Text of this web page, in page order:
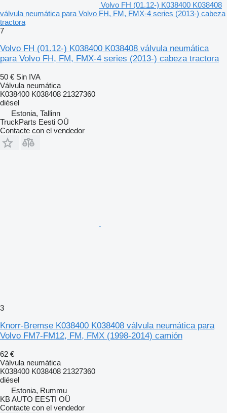
Volvo FH (01.12-) K038400 K038408
válvula neumática para Volvo FH, FM, FMX-4 series (2013-) cabeza
tractora
7
Volvo FH (01.12-) K038400 K038408 válvula neumática
para Volvo FH, FM, FMX-4 series (2013-) cabeza tractora
50 € Sin IVA
Válvula neumática
K038400 K038408 21327360
diésel
Estonia, Tallinn
TruckParts Eesti OÜ
Contacte con el vendedor
3
Knorr-Bremse K038400 K038408 válvula neumática para
Volvo FM7-FM12, FM, FMX (1998-2014) camión
62 €
Válvula neumática
K038400 K038408 21327360
diésel
Estonia, Rummu
KB AUTO EESTI OÜ
Contacte con el vendedor